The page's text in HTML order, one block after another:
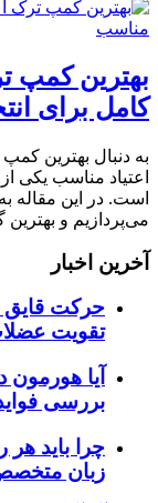
بهترین کمپ
کامل برای
به دنبال بهترین
اعتیاد مناسب یکی
است. در این مقاله
می‌پردازیم و
آخرین اخبار
حرکت قایق
تقویت
آیا
بررسی
زبان